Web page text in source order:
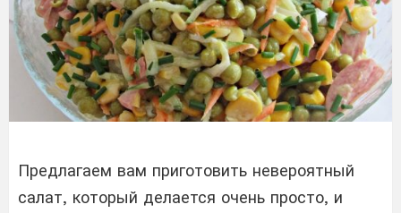
Предлагаем вам приготовить невероятный
салат, который делается очень просто, и